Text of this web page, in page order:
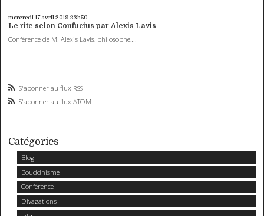
mercredi 17 avril 2019 23h50
Le rite selon Confucius par Alexis Lavis
Conférence de M. Alexis Lavis, philosophe,...
S'abonner au flux RSS
S'abonner au flux ATOM
Catégories
Blog
Bouddhisme
Conférence
Divagations